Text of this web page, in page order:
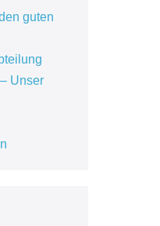
guten
Unser